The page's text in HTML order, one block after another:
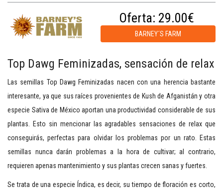
Oferta: 29.00€
BARNEY´S FARM
Top Dawg Feminizadas, sensación de relax
Las semillas Top Dawg Feminizadas nacen con una herencia bastante
interesante, ya que sus raíces provenientes de Kush de Afganistán y otra
especie Sativa de México aportan una productividad considerable de sus
plantas. Esto sin mencionar las agradables sensaciones de relax que
conseguirás, perfectas para olvidar los problemas por un rato. Estas
semillas nunca darán problemas a la hora de cultivar; al contrario,
requieren apenas mantenimiento y sus plantas crecen sanas y fuertes.
Se trata de una especie Índica, es decir, su tiempo de floración es corto,